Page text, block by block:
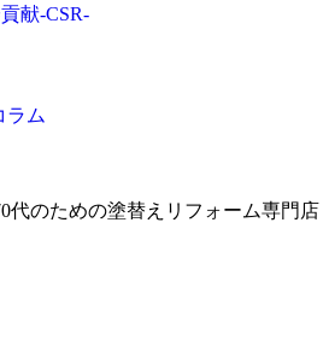
献-CSR-
ラム
代のための塗替えリフォーム専門店